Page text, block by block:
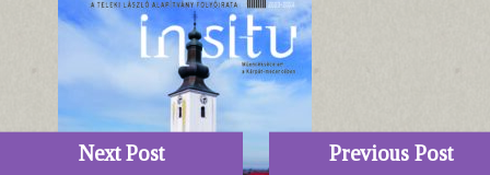
Previous Post
Next Post